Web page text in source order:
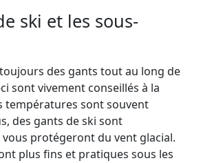
ski et les sous-
des gants tout au long de
sont vivement conseillés à la
températures sont souvent
des gants de ski sont
protégeront du vent glacial.
plus fins et pratiques sous les